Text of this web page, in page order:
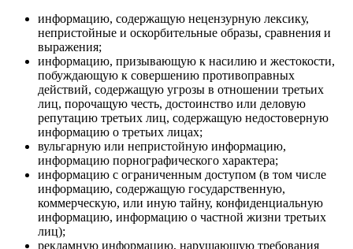
информацию, содержащую нецензурную лексику,
непристойные и оскорбительные образы, сравнения и
выражения;
информацию, призывающую к насилию и жестокости,
побуждающую к совершению противоправных
действий, содержащую угрозы в отношении третьих
лиц, порочащую честь, достоинство или деловую
репутацию третьих лиц, содержащую недостоверную
информацию о третьих лицах;
вульгарную или непристойную информацию,
информацию порнографического характера;
информацию с ограниченным доступом (в том числе
информацию, содержащую государственную,
коммерческую, или иную тайну, конфиденциальную
информацию, информацию о частной жизни третьих
лиц);
рекламную информацию, нарушающую требования